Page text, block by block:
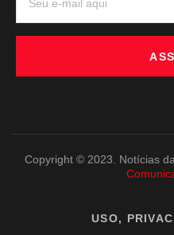
Copyright © 2023. Notícias
USO,